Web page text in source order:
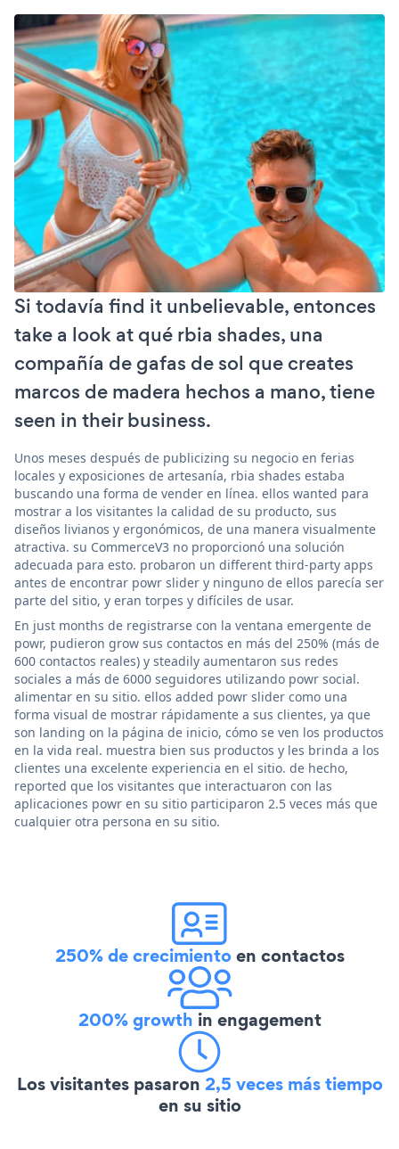
Si todavía find it unbelievable, entonces
take a look at qué rbia shades, una
compañía de gafas de sol que creates
marcos de madera hechos a mano, tiene
seen in their business.
Unos meses después de publicizing su negocio en ferias
locales y exposiciones de artesanía, rbia shades estaba
buscando una forma de vender en línea. ellos wanted para
mostrar a los visitantes la calidad de su producto, sus
diseños livianos y ergonómicos, de una manera visualmente
atractiva. su CommerceV3 no proporcionó una solución
adecuada para esto. probaron un different third-party apps
antes de encontrar powr slider y ninguno de ellos parecía ser
parte del sitio, y eran torpes y difíciles de usar.
En just months de registrarse con la ventana emergente de
powr, pudieron grow sus contactos en más del 250% (más de
600 contactos reales) y steadily aumentaron sus redes
sociales a más de 6000 seguidores utilizando powr social.
alimentar en su sitio. ellos added powr slider como una
forma visual de mostrar rápidamente a sus clientes, ya que
son landing on la página de inicio, cómo se ven los productos
en la vida real. muestra bien sus productos y les brinda a los
clientes una excelente experiencia en el sitio. de hecho,
reported que los visitantes que interactuaron con las
aplicaciones powr en su sitio participaron 2.5 veces más que
cualquier otra persona en su sitio.
250% de crecimientoen contactos
200% growth in engagement
Los visitantes pasaron 2,5 veces más tiempo
en su sitio